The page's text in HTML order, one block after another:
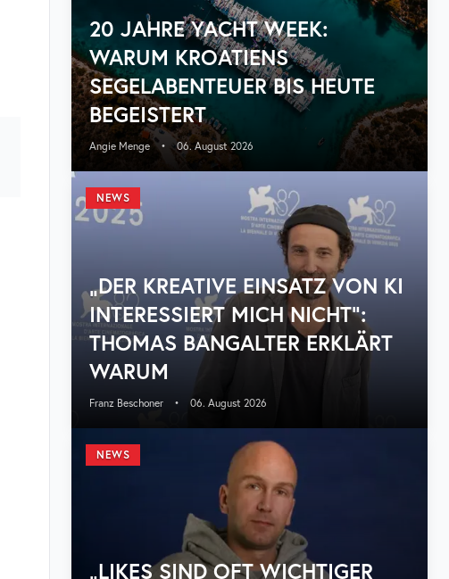
20 JAHRE YACHT WEEK:
WARUM KROATIENS
SEGELABENTEUER BIS HEUTE
BEGEISTERT
Angie Menge • 06. August 2026
NEWS
„DER KREATIVE EINSATZ VON KI
INTERESSIERT MICH NICHT“:
THOMAS BANGALTER ERKLÄRT
WARUM
Franz Beschoner • 06. August 2026
NEWS
„LIKES SIND OFT WICHTIGER